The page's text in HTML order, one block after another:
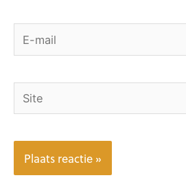
E-
mail
Site